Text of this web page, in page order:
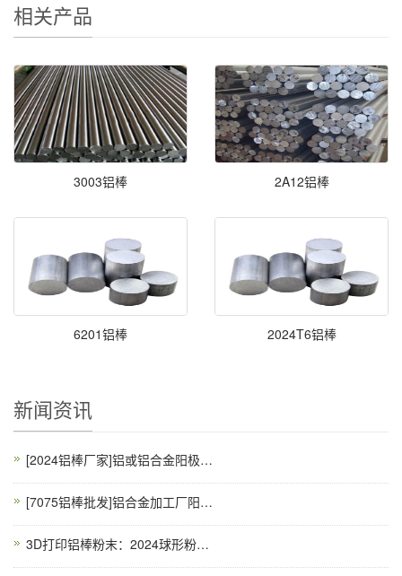
相关产品
3003铝棒 2A12铝棒
6201铝棒 2024T6铝棒
新闻资讯
[2024铝棒厂家]铝或铝合金阳极氧化的一般原理
[7075铝棒批发]铝合金加工厂阳极氧化为何要做前处理？
3D打印铝棒粉末：2024球形粉氧含量≤0.08%